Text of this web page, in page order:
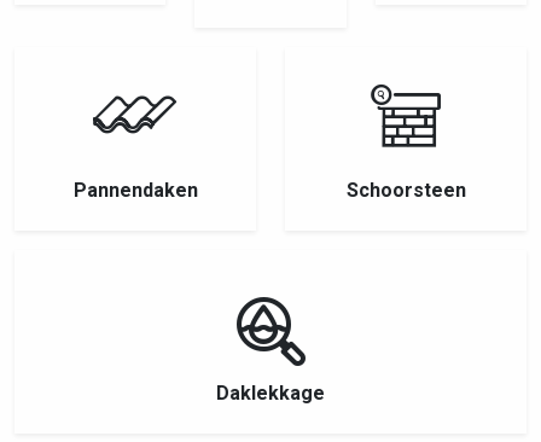
Pannendaken Schoorsteen
Daklekkage